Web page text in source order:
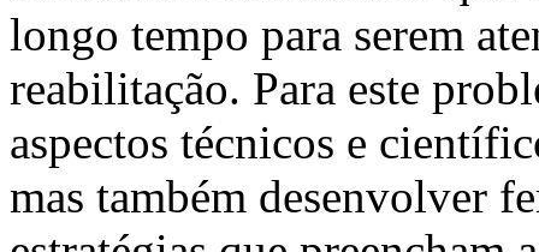
longo tempo para serem
reabilitação. Para este
aspectos técnicos e
mas também desenvolver